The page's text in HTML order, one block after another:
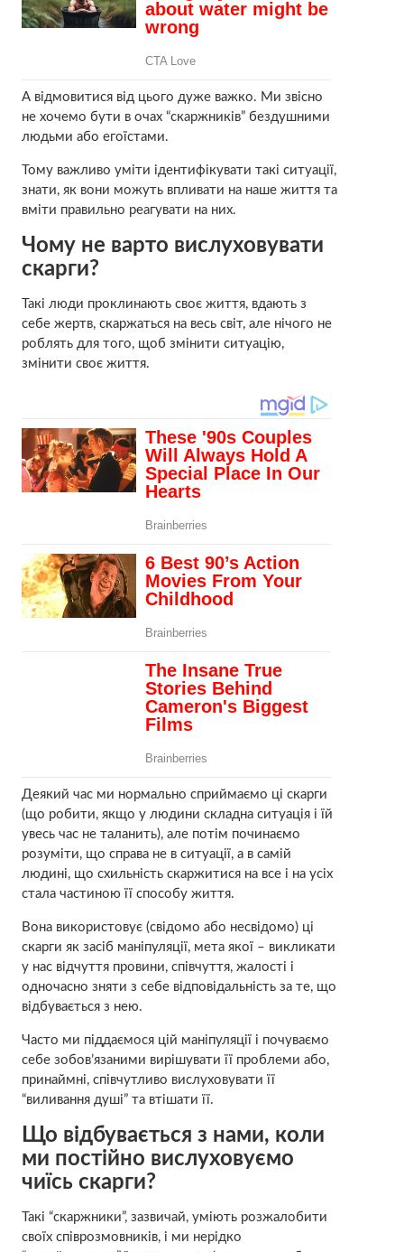
А відмовитися від цього дуже важко. Ми звісно
не хочемо бути в очах “скаржників” бездушними
людьми або егоїстами.
Тому важливо уміти ідентифікувати такі ситуації,
знати, як вони можуть впливати на наше життя та
вміти правильно реагувати на них.
Чому не варто вислуховувати
скарги?
Такі люди проклинають своє життя, вдають з
себе жертв, скаржаться на весь світ, але нічого не
роблять для того, щоб змінити ситуацію,
змінити своє життя.
Деякий час ми нормально сприймаємо ці скарги
(що робити, якщо у людини складна ситуація і їй
увесь час не таланить), але потім починаємо
розуміти, що справа не в ситуації, а в самій
людині, що схильність скаржитися на все і на усіх
стала частиною її способу життя.
Вона використовує (свідомо або несвідомо) ці
скарги як засіб маніпуляції, мета якої – викликати
у нас відчуття провини, співчуття, жалості і
одночасно зняти з себе відповідальність за те, що
відбувається з нею.
Часто ми піддаємося цій маніпуляції і почуваємо
себе зобов’язаними вирішувати її проблеми або,
принаймні, співчутливо вислуховувати її
“виливання душі” та втішати її.
Що відбувається з нами, коли
ми постійно вислуховуємо
чиїсь скарги?
Такі “скаржники”, зазвичай, уміють розжалобити
своїх співрозмовників, і ми нерідко